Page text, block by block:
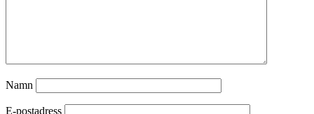
Namn
E-postadress